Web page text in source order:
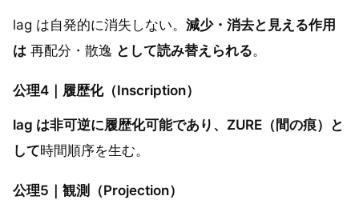
lag は自発的に消失しない。 減少・消去と見える作用
は 再配分・散逸 として読み替えられる。
公理4｜履歴化（Inscription）
lag は非可逆に履歴化可能であり、ZURE（間の痕）と
して時間順序を生む。
公理5｜観測（Projection）